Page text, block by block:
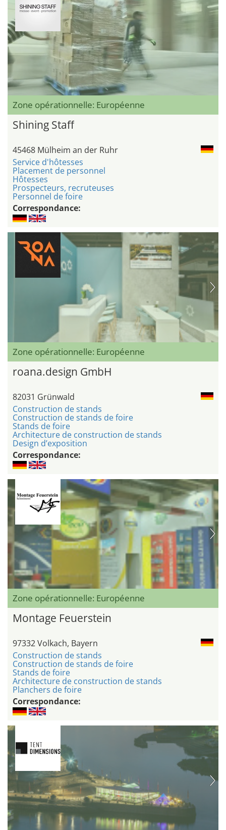
Zone opérationnelle: Européenne
Shining Staff
45468 Mülheim an der Ruhr
Service d'hôtesses
Placement de personnel
Hôtesses
Prospecteurs, recruteuses
Personnel de foire
Correspondance:
Zone opérationnelle: Européenne
roana.design GmbH
82031 Grünwald
Construction de stands
Construction de stands de foire
Stands de foire
Architecture de construction de stands
Design d’exposition
Correspondance:
Zone opérationnelle: Européenne
Montage Feuerstein
97332 Volkach, Bayern
Construction de stands
Construction de stands de foire
Stands de foire
Architecture de construction de stands
Planchers de foire
Correspondance: